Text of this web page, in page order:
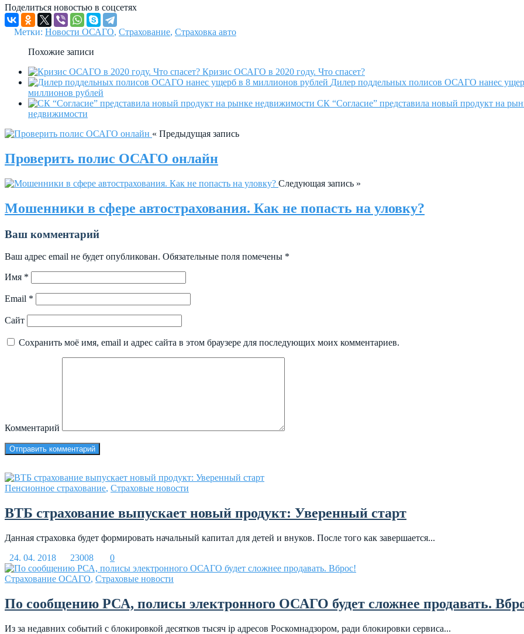
Поделиться новостью в соцсетях
Метки: Новости ОСАГО, Страхование, Страховка авто
Похожие записи
Кризис ОСАГО в 2020 году. Что спасет?
Дилер поддельных полисов ОСАГО нанес
миллионов рублей
СК “Согласие” представила новый продукт на
недвижимости
« Предыдущая запись
Проверить полис ОСАГО онлайн
Следующая запись »
Мошенники в сфере автострахования. Как не попасть на уловку?
Ваш комментарий
Ваш адрес email не будет опубликован. Обязательные поля помечены *
Имя *
Email *
Сайт
Сохранить моё имя, email и адрес сайта в этом браузере для последующих моих комментариев.
Комментарий
Пенсионное страхование, Страховые новости
ВТБ страхование выпускает новый продукт: Уверенный старт
Данная страховка будет формировать начальный капитал для детей и внуков. После того как завершается...
24. 04. 2018
23008 0
Страхование ОСАГО, Страховые новости
По сообщению РСА, полисы электронного ОСАГО будет сложнее продавать.
Из за недавних событий с блокировкой десятков тысяч ip адресов Роскомнадзором, ради блокировки сервиса...